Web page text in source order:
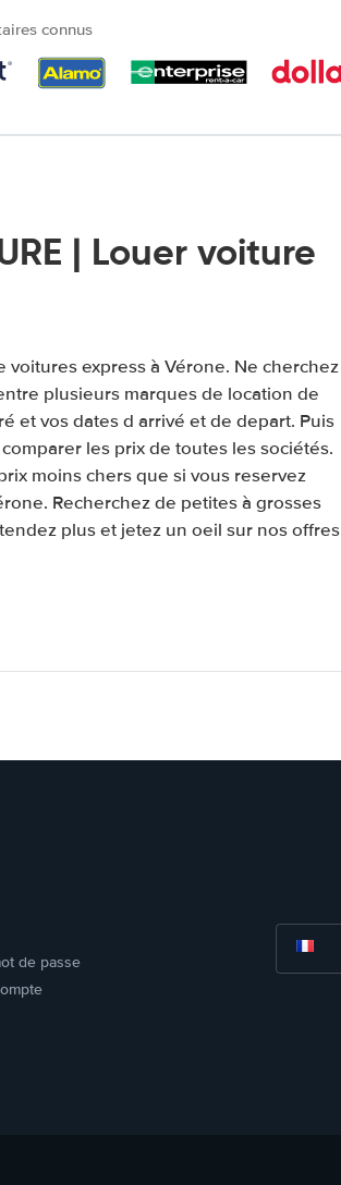
connus
| Louer voiture
express à Vérone. Ne cherchez
plusieurs marques de location de
et vos dates d arrivé et de depart. Puis
les prix de toutes les sociétés.
moins chers que si vous reservez
Recherchez de petites à grosses
plus et jetez un oeil sur nos offres
de passe